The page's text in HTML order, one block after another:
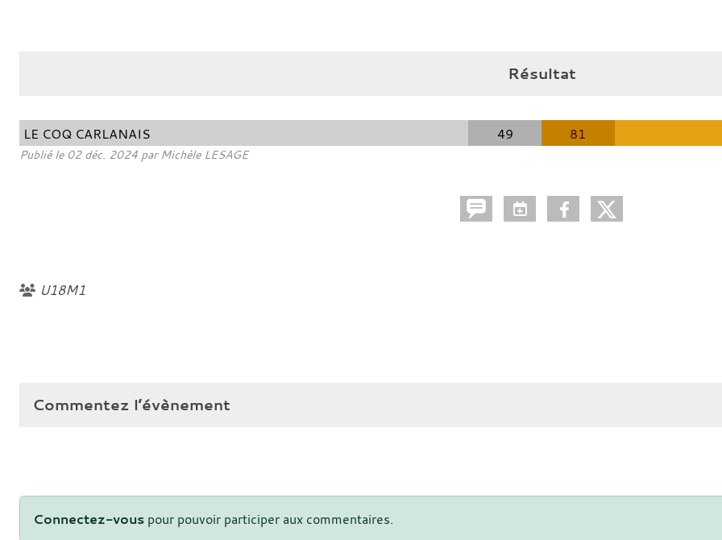
Résultat
LE COQ CARLANAIS 49 81
Publié le 02 déc. 2024 par Michèle LESAGE
U18M1
Commentez l’évènement
Connectez-vous pour pouvoir participer aux commentaires.